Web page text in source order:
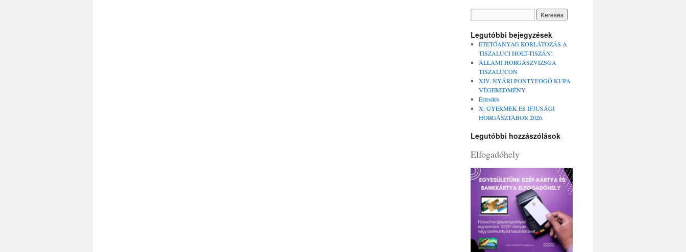
Legutóbbi bejegyzések
ETETŐANYAG KORLÁTOZÁS A
TISZALÚCI HOLT-TISZÁN!
ÁLLAMI HORGÁSZVIZSGA
TISZALÚCON
XIV. NYÁRI PONTYFOGÓ KUPA
VÉGEREDMÉNY
Értesítés
X. GYERMEK ÉS IFJÚSÁGI
HORGÁSZTÁBOR 2026.
Legutóbbi hozzászólások
Elfogadóhely